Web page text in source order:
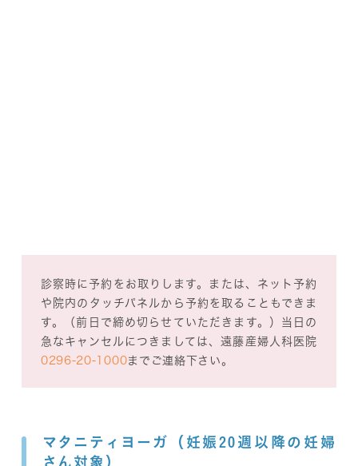
診察時に予約をお取りします。または、ネット予約
や院内のタッチパネルから予約を取ることもできま
す。（前日で締め切らせていただきます。）当日の
急なキャンセルにつきましては、遠藤産婦人科医院
0296-20-1000までご連絡下さい。
マタニティヨーガ（妊娠20週以降の妊婦
さん対象）